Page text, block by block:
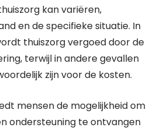
kan variëren,
en de specifieke situatie. In
thuiszorg vergoed door de
terwijl in andere gevallen
zijn voor de kosten.
mensen de mogelijkheid om
ondersteuning te ontvangen